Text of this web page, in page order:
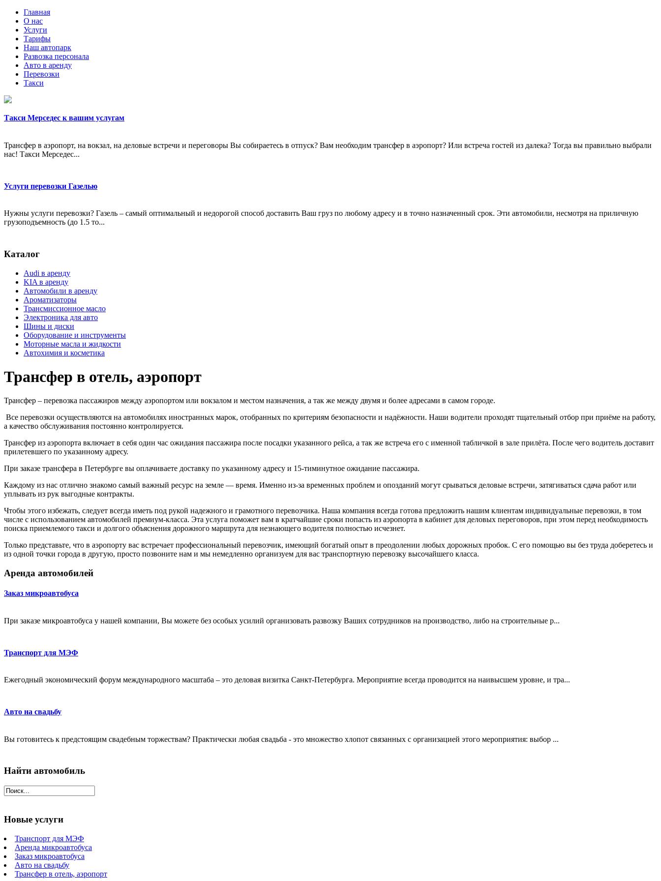
Главная
О нас
Услуги
Тарифы
Наш автопарк
Развозка персонала
Авто в аренду
Перевозки
Такси
Такси Мерседес к вашим услугам
Трансфер в аэропорт, на вокзал, на деловые встречи и переговоры Вы собираетесь в отпуск? Вам необходим трансфер в аэропорт? Или встреча гостей из далека? Тогда вы правильно выбрали
нас! Такси Мерседес...
Услуги перевозки Газелью
Нужны услуги перевозки? Газель – самый оптимальный и недорогой способ доставить Ваш груз по любому адресу и в точно назначенный срок. Эти автомобили, несмотря на приличную
грузоподъемность (до 1.5 то...
Каталог
Audi в аренду
KIA в аренду
Автомобили в аренду
Ароматизаторы
Трансмиссионное масло
Электроника для авто
Шины и диски
Оборудование и инструменты
Моторные масла и жидкости
Автохимия и косметика
Трансфер в отель, аэропорт
Трансфер – перевозка пассажиров между аэропортом или вокзалом и местом назначения, а так же между двумя и более адресами в самом городе.
Все перевозки осуществляются на автомобилях иностранных марок, отобранных по критериям безопасности и надёжности. Наши водители проходят тщательный отбор при приёме на работу,
а качество обслуживания постоянно контролируется.
Трансфер из аэропорта включает в себя один час ожидания пассажира после посадки указанного рейса, а так же встреча его с именной табличкой в зале прилёта. После чего водитель доставит
прилетевшего по указанному адресу.
При заказе трансфера в Петербурге вы оплачиваете доставку по указанному адресу и 15-тиминутное ожидание пассажира.
Каждому из нас отлично знакомо самый важный ресурс на земле — время. Именно из-за временных проблем и опозданий могут срываться деловые встречи, затягиваться сдача работ или
уплывать из рук выгодные контракты.
Чтобы этого избежать, следует всегда иметь под рукой надежного и грамотного перевозчика. Наша компания всегда готова предложить нашим клиентам индивидуальные перевозки, в том
числе с использованием автомобилей премиум-класса. Эта услуга поможет вам в кратчайшие сроки попасть из аэропорта в кабинет для деловых переговоров, при этом перед необходимость
поиска приемлемого такси и долгого объяснения дорожного маршрута для незнающего водителя полностью исчезнет.
Только представьте, что в аэропорту вас встречает профессиональный перевозчик, имеющий богатый опыт в преодолении любых дорожных пробок. С его помощью вы без труда доберетесь и
из одной точки города в другую, просто позвоните нам и мы немедленно организуем для вас транспортную перевозку высочайшего класса.
Аренда автомобилей
Заказ микроавтобуса
При заказе микроавтобуса у нашей компании, Вы можете без особых усилий организовать развозку Ваших сотрудников на производство, либо на строительные р...
Транспорт для МЭФ
Ежегодный экономический форум международного масштаба – это деловая визитка Санкт-Петербурга. Мероприятие всегда проводится на наивысшем уровне, и тра...
Авто на свадьбу
Вы готовитесь к предстоящим свадебным торжествам? Практически любая свадьба - это множество хлопот связанных с организацией этого мероприятия: выбор ...
Найти автомобиль
Новые услуги
Транспорт для МЭФ
Аренда микроавтобуса
Заказ микроавтобуса
Авто на свадьбу
Трансфер в отель, аэропорт